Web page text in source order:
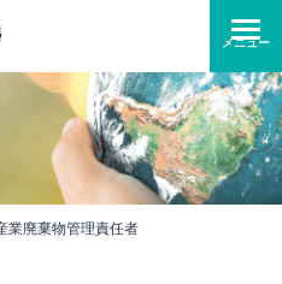
業廃棄物管理責任者